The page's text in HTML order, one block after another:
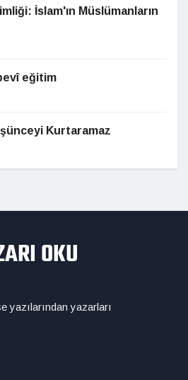
İslam'ın Müslümanların
eğitim
Kurtaramaz
yazılarından yazarları